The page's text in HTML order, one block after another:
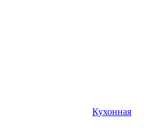
Кухонная